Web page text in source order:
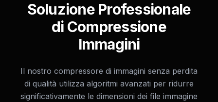
Soluzione Professionale
di Compressione
Immagini
Il nostro compressore di immagini senza perdita
di qualità utilizza algoritmi avanzati per ridurre
significativamente le dimensioni dei file immagine